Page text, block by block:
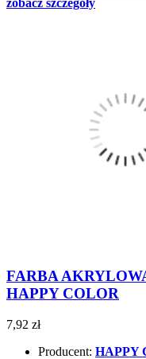
zobacz szczegóły
FARBA
HAPPY COLOR
7,92 zł
Producent: HAPPY